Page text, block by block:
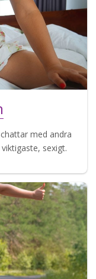
med andra
sexigt.